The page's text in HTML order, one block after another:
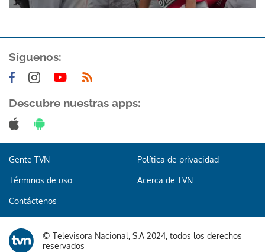
Síguenos:
Descubre nuestras apps:
Gente TVN Política de privacidad
Términos de uso Acerca de TVN
Contáctenos
© Televisora Nacional, S.A 2024, todos los derechos
reservados